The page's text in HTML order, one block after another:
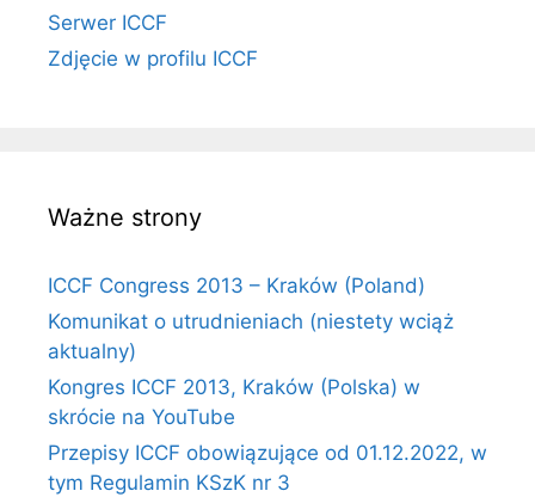
Serwer ICCF
Zdjęcie w profilu ICCF
Ważne strony
ICCF Congress 2013 – Kraków (Poland)
Komunikat o utrudnieniach (niestety wciąż
aktualny)
Kongres ICCF 2013, Kraków (Polska) w
skrócie na YouTube
Przepisy ICCF obowiązujące od 01.12.2022, w
tym Regulamin KSzK nr 3